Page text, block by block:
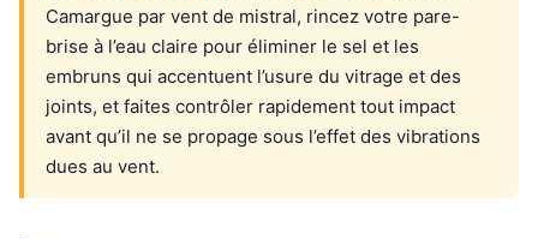
Camargue par vent de mistral, rincez votre pare-
brise à l’eau claire pour éliminer le sel et les
embruns qui accentuent l’usure du vitrage et des
joints, et faites contrôler rapidement tout impact
avant qu’il ne se propage sous l’effet des vibrations
dues au vent.